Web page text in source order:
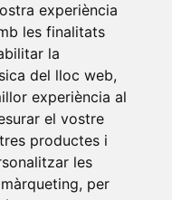
experiència
les finalitats
la
del lloc web,
experiència al
el vostre
productes i
les
, per
d'Alacant
Autònoma de
•
Universitat
de Girona
•
Universitat
Universitat Jaume I